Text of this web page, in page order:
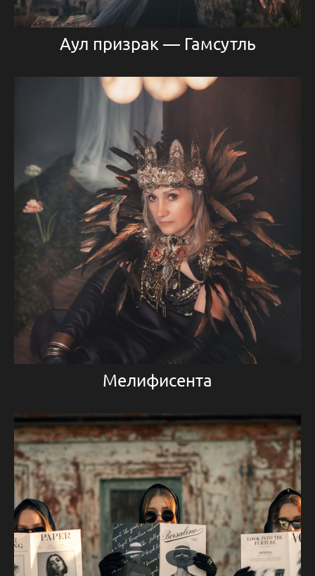
Аул призрак — Гамсутль
Мелифисента